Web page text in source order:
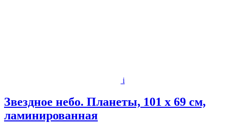
i
Звездное небо. Планеты, 101 х 69 см,
ламинированная